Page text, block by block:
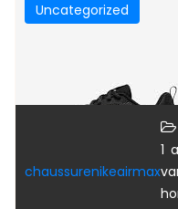
Uncategorized
chaussurenikeairmax
1